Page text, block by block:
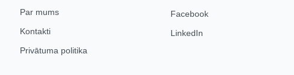
Par mums
Kontakti
Privātuma politika
Facebook
LinkedIn